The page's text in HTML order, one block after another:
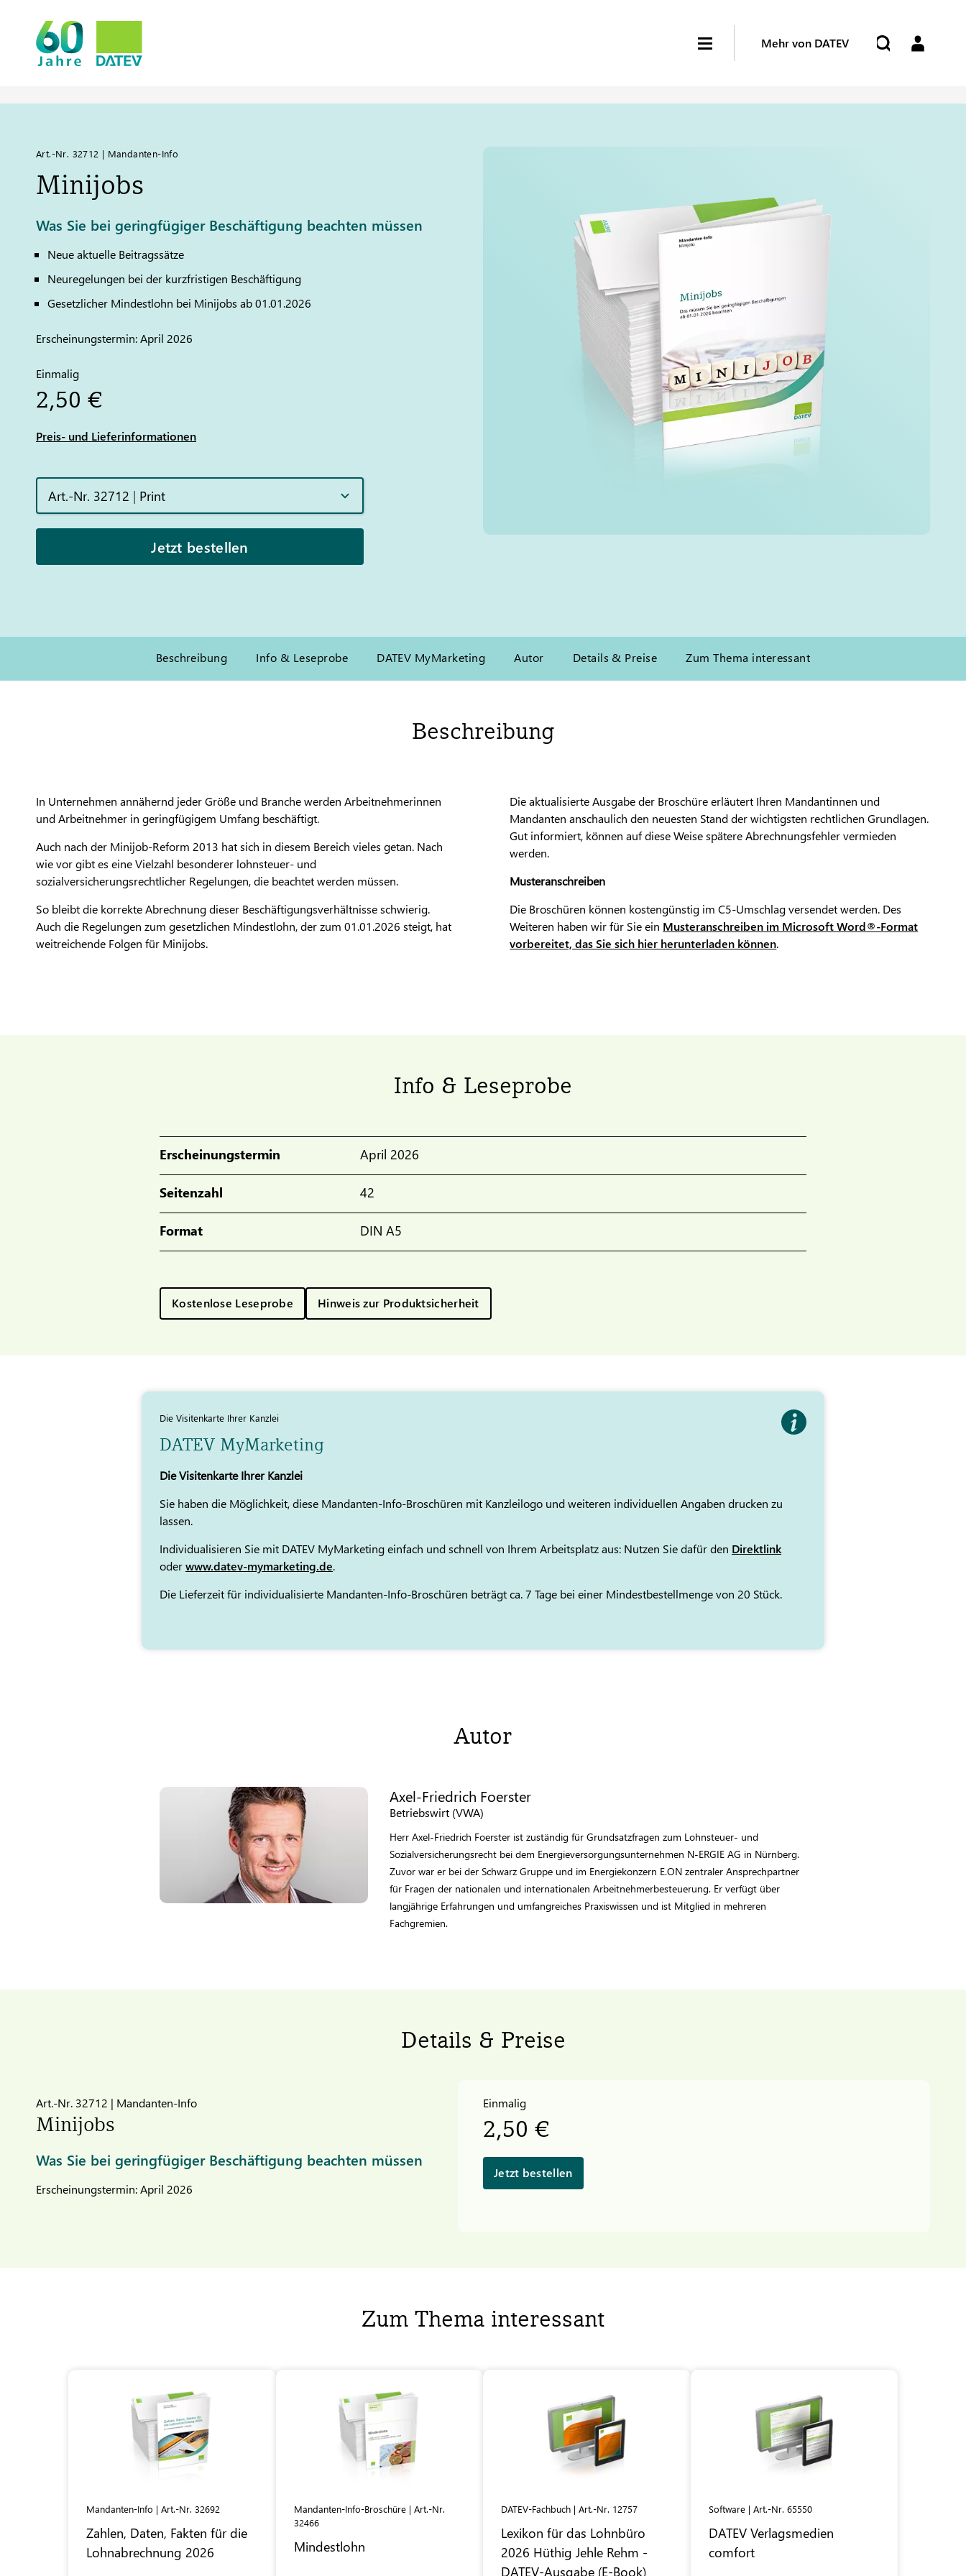
Mehr von DATEV
Art.-Nr. 32712 | Mandanten-Info
Minijobs
Was Sie bei geringfügiger Beschäftigung beachten müssen
Neue aktuelle Beitragssätze
Neuregelungen bei der kurzfristigen Beschäftigung
Gesetzlicher Mindestlohn bei Minijobs ab 01.01.2026
Erscheinungstermin: April 2026
Einmalig
2,50 €
Preis- und Lieferinformationen
Art.-Nr. 32712 | Print
Jetzt bestellen
Beschreibung Info & Leseprobe DATEV MyMarketing Autor Details & Preise Zum Thema interessant
Beschreibung
In Unternehmen annähernd jeder Größe und Branche werden Arbeitnehmerinnen
und Arbeitnehmer in geringfügigem Umfang beschäftigt.
Auch nach der Minijob-Reform 2013 hat sich in diesem Bereich vieles getan. Nach
wie vor gibt es eine Vielzahl besonderer lohnsteuer- und
sozialversicherungsrechtlicher Regelungen, die beachtet werden müssen.
So bleibt die korrekte Abrechnung dieser Beschäftigungsverhältnisse schwierig.
Auch die Regelungen zum gesetzlichen Mindestlohn, der zum 01.01.2026 steigt, hat
weitreichende Folgen für Minijobs.
Die aktualisierte Ausgabe der Broschüre erläutert Ihren Mandantinnen und
Mandanten anschaulich den neuesten Stand der wichtigsten rechtlichen Grundlagen.
Gut informiert, können auf diese Weise spätere Abrechnungsfehler vermieden
werden.
Musteranschreiben
Die Broschüren können kostengünstig im C5-Umschlag versendet werden. Des
Weiteren haben wir für Sie ein Musteranschreiben im Microsoft Word®-Format
vorbereitet, das Sie sich hier herunterladen können.
Info & Leseprobe
Erscheinungstermin April 2026
Seitenzahl 42
Format DIN A5
Kostenlose Leseprobe Hinweis zur Produktsicherheit
Die Visitenkarte Ihrer Kanzlei
DATEV MyMarketing
Die Visitenkarte Ihrer Kanzlei
Sie haben die Möglichkeit, diese Mandanten-Info-Broschüren mit Kanzleilogo und weiteren individuellen Angaben drucken zu
lassen.
Individualisieren Sie mit DATEV MyMarketing einfach und schnell von Ihrem Arbeitsplatz aus: Nutzen Sie dafür den Direktlink
oderwww.datev-mymarketing.de.
Die Lieferzeit für individualisierte Mandanten-Info-Broschüren beträgt ca. 7 Tage bei einer Mindestbestellmenge von 20 Stück.
Autor
Axel-Friedrich Foerster
Betriebswirt (VWA)
Herr Axel-Friedrich Foerster ist zuständig für Grundsatzfragen zum Lohnsteuer- und
Sozialversicherungsrecht bei dem Energieversorgungsunternehmen N-ERGIE AG in Nürnberg.
Zuvor war er bei der Schwarz Gruppe und im Energiekonzern E.ON zentraler Ansprechpartner
für Fragen der nationalen und internationalen Arbeitnehmerbesteuerung. Er verfügt über
langjährige Erfahrungen und umfangreiches Praxiswissen und ist Mitglied in mehreren
Fachgremien.
Details & Preise
Art.-Nr. 32712 | Mandanten-Info
Minijobs
Was Sie bei geringfügiger Beschäftigung beachten müssen
Erscheinungstermin: April 2026
Einmalig
2,50 €
Jetzt bestellen
Zum Thema interessant
Mandanten-Info | Art.-Nr. 32692
Zahlen, Daten, Fakten für die
Lohnabrechnung 2026
Mandanten-Info-Broschüre | Art.-Nr.
32466
Mindestlohn
DATEV-Fachbuch | Art.-Nr. 12757
Lexikon für das Lohnbüro
2026 Hüthig Jehle Rehm -
DATEV-Ausgabe (E-Book)
Software | Art.-Nr. 65550
DATEVVerlagsmedien
comfort